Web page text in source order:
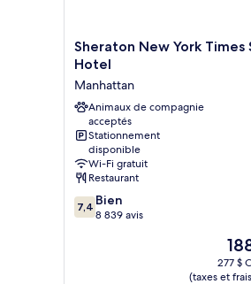
Non-
Smoking
Sheraton
New
Times
Square
Hotel
Manhattan
Sheraton New York Times
Hotel
Manhattan
Animaux de compagnie
acceptés
Stationnement
disponible
Wi-Fi gratuit
Restaurant
7.4
sur
7,4 Bien
8 839 avis
Le
prix
est
277 $
(taxes et